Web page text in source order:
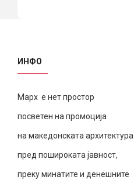
ИНФО
Марх е нет простор
посветен на промоција
на македонската архитектура
пред пошироката јавност,
преку минатите и денешните